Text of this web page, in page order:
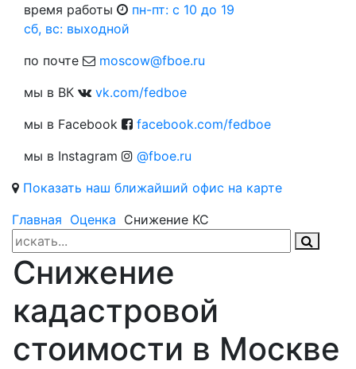
время работы
пн-пт: c 10 до 19
сб, вс: выходной
по почте
moscow@fboe.ru
мы в ВК
vk.com/fedboe
мы в Facebook
facebook.com/fedboe
мы в Instagram
@fboe.ru
Показать наш ближайший офис на карте
Главная Оценка Снижение КС
Снижение
кадастровой
стоимости в Москве